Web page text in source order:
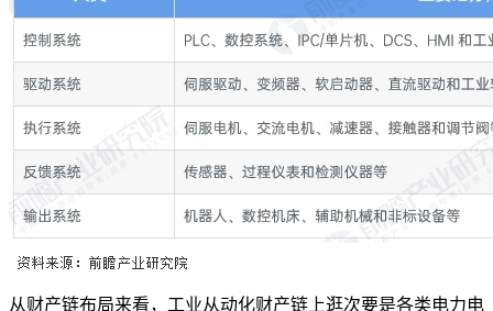
从财产链布局来看，工业从动化财产链上逛次要是各类电力电